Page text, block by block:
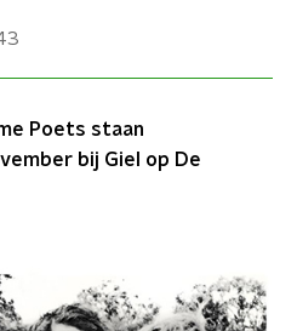
Poets staan
bij Giel op De